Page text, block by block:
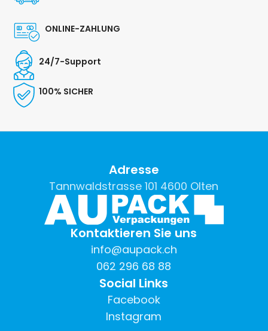
ONLINE-ZAHLUNG
24/7-Support
100% SICHER
Adresse
Tannwaldstrasse 101 4600 Olten
Kontaktieren Sie uns
info@aupack.ch
062 296 68 88
Social Links
Facebook
Instagram